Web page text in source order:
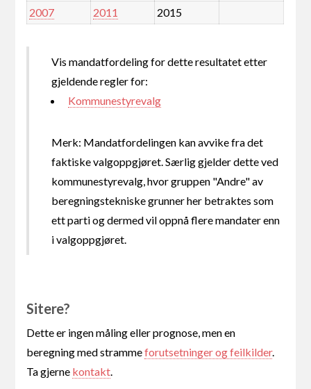
2007
2011 2015
Vis mandatfordeling for dette resultatet etter
gjeldende regler for:
Kommunestyrevalg
Merk: Mandatfordelingen kan avvike fra det
faktiske valgoppgjøret. Særlig gjelder dette ved
kommunestyrevalg, hvor gruppen "Andre" av
beregningstekniske grunner her betraktes som
ett parti og dermed vil oppnå flere mandater enn
i valgoppgjøret.
Sitere?
Dette er ingen måling eller prognose, men en
beregning med strammeforutsetninger og feilkilder.
Ta gjerne kontakt.